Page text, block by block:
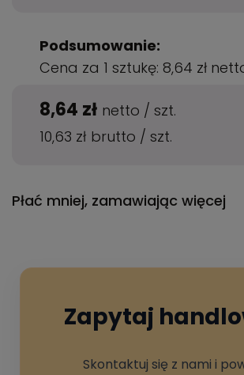
Podsumowanie:
Cena za 1 sztukę: 8,64 zł
8,64 zł netto / szt.
10,63 zł brutto / szt.
Płać mniej, zamawiając więcej
Zapytaj
Skontaktuj się z nami i